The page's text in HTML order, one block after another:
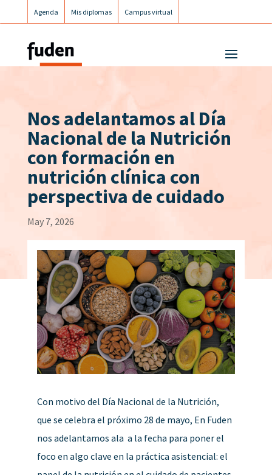
Agenda Mis diplomas Campus virtual
Nos adelantamos al Día
Nacional de la Nutrición
con formación en
nutrición clínica con
perspectiva de cuidado
May 7, 2026
Con motivo del Día Nacional de la Nutrición,
que se celebra el próximo 28 de mayo, En Fuden
nos adelantamos ala a la fecha para poner el
foco en algo clave en la práctica asistencial: el